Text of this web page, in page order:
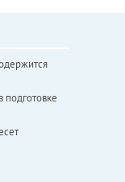
подготовке